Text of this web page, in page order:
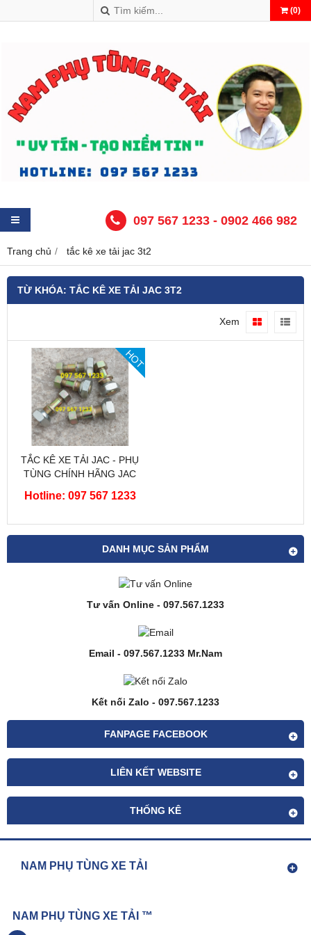
(0)
097 567 1233 - 0902 466 982
Trang chủ tắc kê xe tải jac 3t2
DANH MỤC SẢN PHẨM
Tư vấn Online - 097.567.1233
Email - 097.567.1233 Mr.Nam
Kết nối Zalo - 097.567.1233
FANPAGE FACEBOOK
LIÊN KẾT WEBSITE
THỐNG KÊ
TỪ KHÓA: TẮC KÊ XE TẢI JAC 3T2
Xem
HOT
TẮC KÊ XE TẢI JAC - PHỤ
TÙNG CHÍNH HÃNG JAC
Hotline: 097 567 1233
NAM PHỤ TÙNG XE TẢI
NAM PHỤ TÙNG XE TẢI ™